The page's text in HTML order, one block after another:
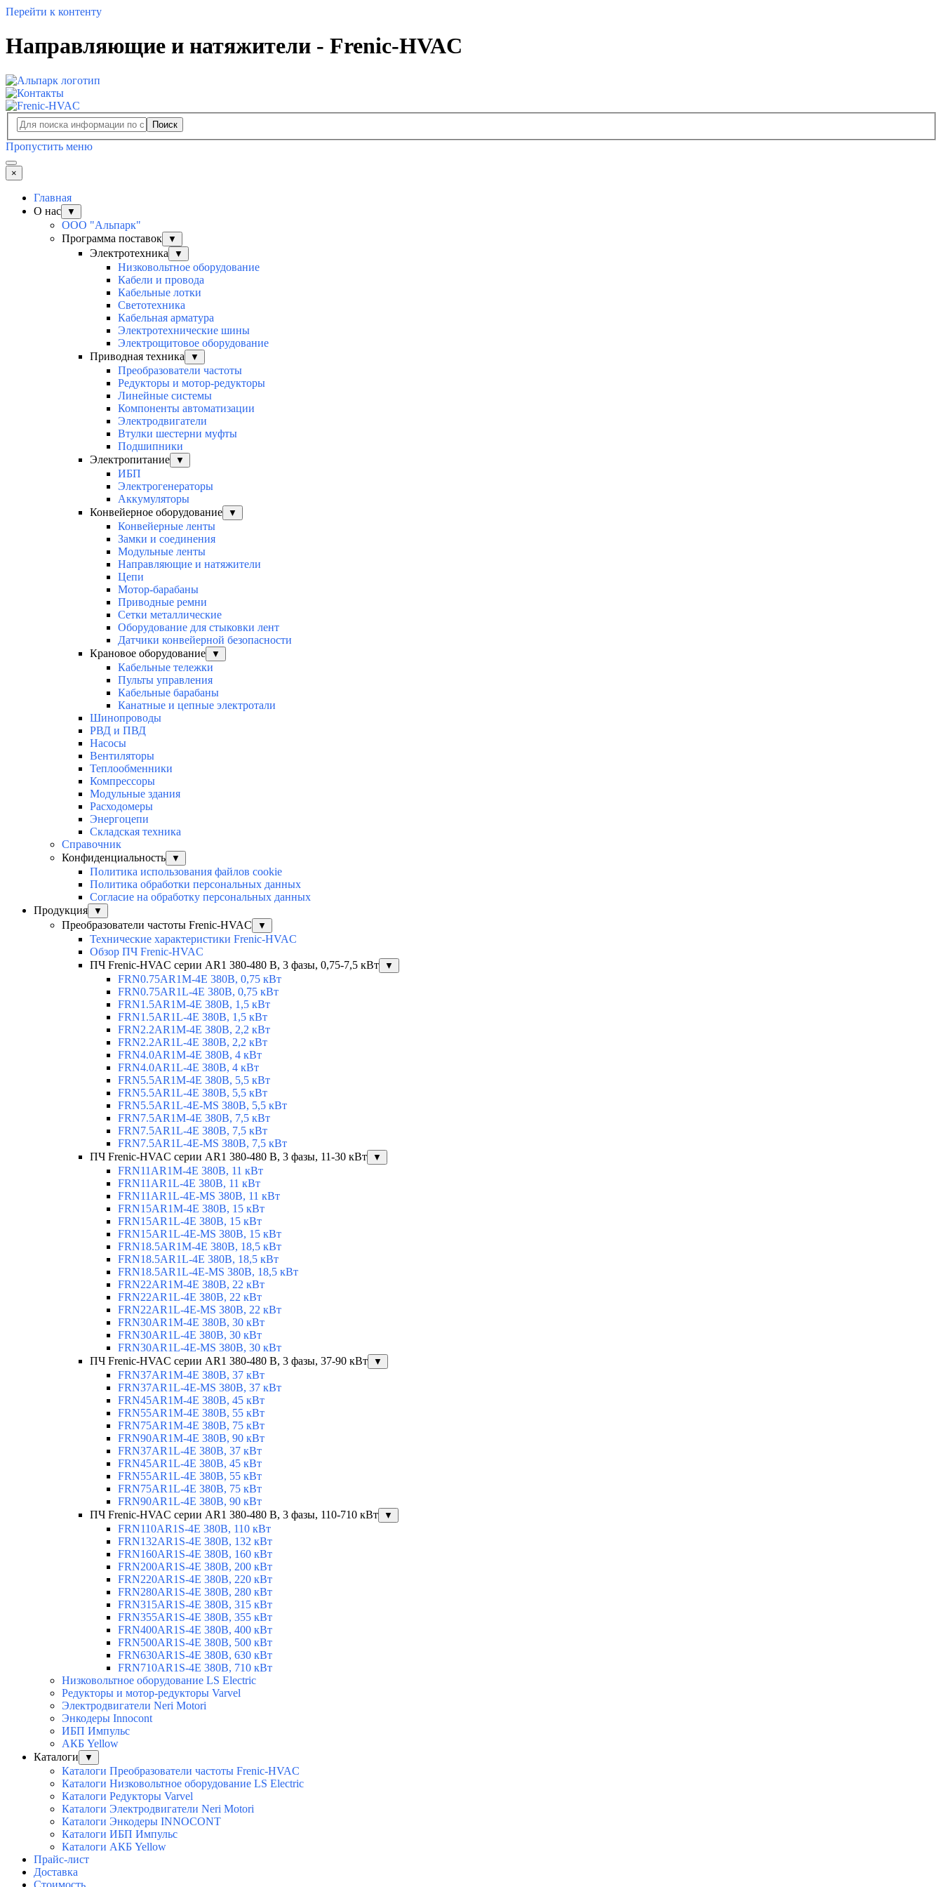
Перейти к контенту
Направляющие и натяжители - Frenic-HVAC
Поиск
Пропустить меню
×
Главная
О нас
▼
ООО "Альпарк"
Программа поставок
▼
Электротехника ▼
Низковольтное оборудование
Кабели и провода
Кабельные лотки
Светотехника
Кабельная арматура
Электротехнические шины
Электрощитовое оборудование
Приводная техника
▼
Преобразователи частоты
Редукторы и мотор-редукторы
Линейные системы
Компоненты автоматизации
Электродвигатели
Втулки шестерни муфты
Подшипники
Электропитание
▼
ИБП
Электрогенераторы
Аккумуляторы
Конвейерное оборудование
▼
Конвейерные ленты
Замки и соединения
Модульные ленты
Направляющие и натяжители
Цепи
Мотор-барабаны
Приводные ремни
Сетки металлические
Оборудование для стыковки лент
Датчики конвейерной безопасности
Крановое оборудование
▼
Кабельные тележки
Пульты управления
Кабельные барабаны
Канатные и цепные электротали
Шинопроводы
РВД и ПВД
Насосы
Вентиляторы
Теплообменники
Компрессоры
Модульные здания
Расходомеры
Энергоцепи
Складская техника
Справочник
Конфиденциальность
▼
Политика использования файлов cookie
Политика обработки персональных данных
Согласие на обработку персональных данных
Продукция
▼
Преобразователи частоты Frenic-HVAC ▼
Технические характеристики Frenic-HVAC
Обзор ПЧ Frenic-HVAC
ПЧ Frenic-HVAC серии AR1 380-480 В, 3 фазы, 0,75-7,5 кВт
▼
FRN0.75AR1M-4E 380В, 0,75 кВт
FRN0.75AR1L-4E 380В, 0,75 кВт
FRN1.5AR1M-4E 380В, 1,5 кВт
FRN1.5AR1L-4E 380В, 1,5 кВт
FRN2.2AR1M-4E 380В, 2,2 кВт
FRN2.2AR1L-4E 380В, 2,2 кВт
FRN4.0AR1M-4E 380В, 4 кВт
FRN4.0AR1L-4E 380В, 4 кВт
FRN5.5AR1M-4E 380В, 5,5 кВт
FRN5.5AR1L-4E 380В, 5,5 кВт
FRN5.5AR1L-4E-MS 380В, 5,5 кВт
FRN7.5AR1M-4E 380В, 7,5 кВт
FRN7.5AR1L-4E 380В, 7,5 кВт
FRN7.5AR1L-4E-MS 380В, 7,5 кВт
ПЧ Frenic-HVAC серии AR1 380-480 В, 3 фазы, 11-30 кВт
▼
FRN11AR1M-4E 380В, 11 кВт
FRN11AR1L-4E 380В, 11 кВт
FRN11AR1L-4E-MS 380В, 11 кВт
FRN15AR1M-4E 380В, 15 кВт
FRN15AR1L-4E 380В, 15 кВт
FRN15AR1L-4E-MS 380В, 15 кВт
FRN18.5AR1M-4E 380В, 18,5 кВт
FRN18.5AR1L-4E 380В, 18,5 кВт
FRN18.5AR1L-4E-MS 380В, 18,5 кВт
FRN22AR1M-4E 380В, 22 кВт
FRN22AR1L-4E 380В, 22 кВт
FRN22AR1L-4E-MS 380В, 22 кВт
FRN30AR1M-4E 380В, 30 кВт
FRN30AR1L-4E 380В, 30 кВт
FRN30AR1L-4E-MS 380В, 30 кВт
ПЧ Frenic-HVAC серии AR1 380-480 В, 3 фазы, 37-90 кВт
▼
FRN37AR1M-4E 380В, 37 кВт
FRN37AR1L-4E-MS 380В, 37 кВт
FRN45AR1M-4E 380В, 45 кВт
FRN55AR1M-4E 380В, 55 кВт
FRN75AR1M-4E 380В, 75 кВт
FRN90AR1M-4E 380В, 90 кВт
FRN37AR1L-4E 380В, 37 кВт
FRN45AR1L-4E 380В, 45 кВт
FRN55AR1L-4E 380В, 55 кВт
FRN75AR1L-4E 380В, 75 кВт
FRN90AR1L-4E 380В, 90 кВт
ПЧ Frenic-HVAC серии AR1 380-480 В, 3 фазы, 110-710 кВт
▼
FRN110AR1S-4E 380В, 110 кВт
FRN132AR1S-4E 380В, 132 кВт
FRN160AR1S-4E 380В, 160 кВт
FRN200AR1S-4E 380В, 200 кВт
FRN220AR1S-4E 380В, 220 кВт
FRN280AR1S-4E 380В, 280 кВт
FRN315AR1S-4E 380В, 315 кВт
FRN355AR1S-4E 380В, 355 кВт
FRN400AR1S-4E 380В, 400 кВт
FRN500AR1S-4E 380В, 500 кВт
FRN630AR1S-4E 380В, 630 кВт
FRN710AR1S-4E 380В, 710 кВт
Низковольтное оборудование LS Electric
Редукторы и мотор-редукторы Varvel
Электродвигатели Neri Motori
Энкодеры Innocont
ИБП Импульс
АКБ Yellow
Каталоги
▼
Каталоги Преобразователи частоты Frenic-HVAC
Каталоги Низковольтное оборудование LS Electric
Каталоги Редукторы Varvel
Каталоги Электродвигатели Neri Motori
Каталоги Энкодеры INNOCONT
Каталоги ИБП Импульс
Каталоги АКБ Yellow
Прайс-лист
Доставка